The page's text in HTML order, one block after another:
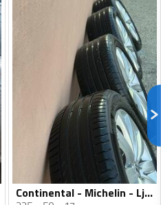
Continental - Michelin - Ljetnja guma